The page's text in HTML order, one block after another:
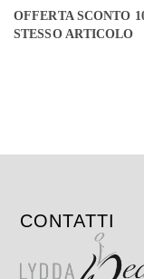
OFFERTA SCONTO
STESSO ARTICOLO
CONTATTI